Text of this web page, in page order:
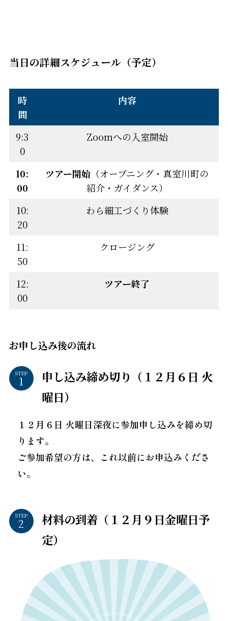
当日の詳細スケジュール（予定）
時
間
内容
9:3
0
Zoomへの入室開始
10:
00
ツアー開始 （オープニング・真室川町の
紹介・ガイダンス）
10:
20
わら細工づくり体験
11:
50
クロージング
12:
00
ツアー終了
お申し込み後の流れ
STEP
申し込み締め切り（１２月６日 火
曜日）
１２月６日 火曜日深夜に参加申し込みを締め切
ります。
ご参加希望の方は、これ以前にお申込みくださ
い。
STEP
材料の到着（１２月９日金曜日予
定）